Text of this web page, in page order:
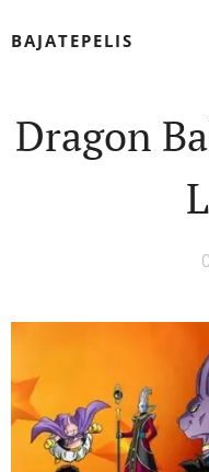
BAJATEPELIS
Dragon